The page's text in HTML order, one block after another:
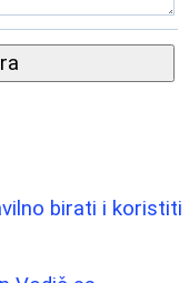
birati i koristiti